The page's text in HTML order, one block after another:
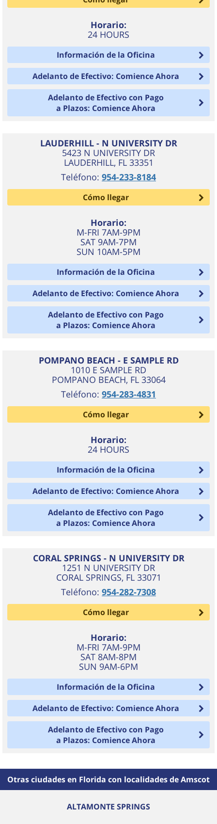
Horario:
24 HOURS
Información de la Oficina
Adelanto de Efectivo: Comience Ahora
Adelanto de Efectivo con Pago
a Plazos: Comience Ahora
LAUDERHILL - N UNIVERSITY DR
5423 N UNIVERSITY DR
LAUDERHILL, FL 33351
Teléfono: 954-233-8184
Cómo llegar
Horario:
M-FRI 7AM-9PM
SAT 9AM-7PM
SUN 10AM-5PM
Información de la Oficina
Adelanto de Efectivo: Comience Ahora
Adelanto de Efectivo con Pago
a Plazos: Comience Ahora
POMPANO BEACH - E SAMPLE RD
1010 E SAMPLE RD
POMPANO BEACH, FL 33064
Teléfono: 954-283-4831
Cómo llegar
Horario:
24 HOURS
Información de la Oficina
Adelanto de Efectivo: Comience Ahora
Adelanto de Efectivo con Pago
a Plazos: Comience Ahora
CORAL SPRINGS - N UNIVERSITY DR
1251 N UNIVERSITY DR
CORAL SPRINGS, FL 33071
Teléfono: 954-282-7308
Cómo llegar
Horario:
M-FRI 7AM-9PM
SAT 8AM-8PM
SUN 9AM-6PM
Información de la Oficina
Adelanto de Efectivo: Comience Ahora
Adelanto de Efectivo con Pago
a Plazos: Comience Ahora
Otras ciudades en Florida con localidades de Amscot
ALTAMONTE SPRINGS